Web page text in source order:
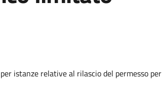
istanze relative al rilascio del permesso per